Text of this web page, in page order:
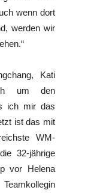
wenn dort
werden wir
Kati
um den
ich mir das
ist das mit
WM-
32-jährige
vor Helena